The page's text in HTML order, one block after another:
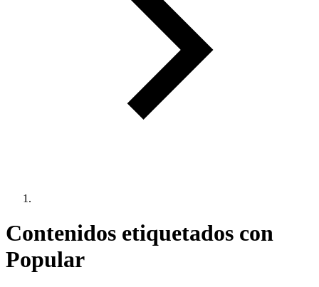
Contenidos etiquetados con
Popular